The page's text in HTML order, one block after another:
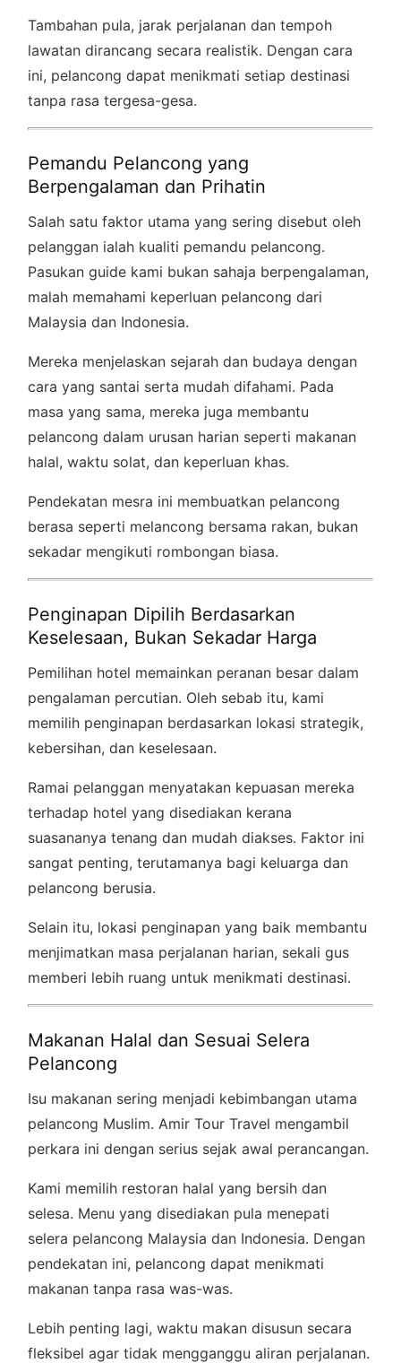
Tambahan pula, jarak perjalanan dan tempoh
lawatan dirancang secara realistik. Dengan cara
ini, pelancong dapat menikmati setiap destinasi
tanpa rasa tergesa-gesa.
Pemandu Pelancong yang
Berpengalaman dan Prihatin
Salah satu faktor utama yang sering disebut oleh
pelanggan ialah kualiti pemandu pelancong.
Pasukan guide kami bukan sahaja berpengalaman,
malah memahami keperluan pelancong dari
Malaysia dan Indonesia.
Mereka menjelaskan sejarah dan budaya dengan
cara yang santai serta mudah difahami. Pada
masa yang sama, mereka juga membantu
pelancong dalam urusan harian seperti makanan
halal, waktu solat, dan keperluan khas.
Pendekatan mesra ini membuatkan pelancong
berasa seperti melancong bersama rakan, bukan
sekadar mengikuti rombongan biasa.
Penginapan Dipilih Berdasarkan
Keselesaan, Bukan Sekadar Harga
Pemilihan hotel memainkan peranan besar dalam
pengalaman percutian. Oleh sebab itu, kami
memilih penginapan berdasarkan lokasi strategik,
kebersihan, dan keselesaan.
Ramai pelanggan menyatakan kepuasan mereka
terhadap hotel yang disediakan kerana
suasananya tenang dan mudah diakses. Faktor ini
sangat penting, terutamanya bagi keluarga dan
pelancong berusia.
Selain itu, lokasi penginapan yang baik membantu
menjimatkan masa perjalanan harian, sekali gus
memberi lebih ruang untuk menikmati destinasi.
Makanan Halal dan Sesuai Selera
Pelancong
Isu makanan sering menjadi kebimbangan utama
pelancong Muslim. Amir Tour Travel mengambil
perkara ini dengan serius sejak awal perancangan.
Kami memilih restoran halal yang bersih dan
selesa. Menu yang disediakan pula menepati
selera pelancong Malaysia dan Indonesia. Dengan
pendekatan ini, pelancong dapat menikmati
makanan tanpa rasa was-was.
Lebih penting lagi, waktu makan disusun secara
fleksibel agar tidak mengganggu aliran perjalanan.